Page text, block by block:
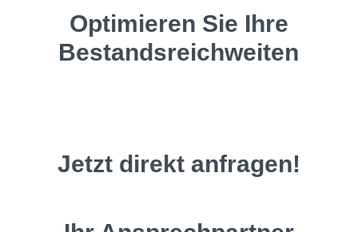
Optimieren Sie Ihre
Bestandsreichweiten
Jetzt direkt anfragen!